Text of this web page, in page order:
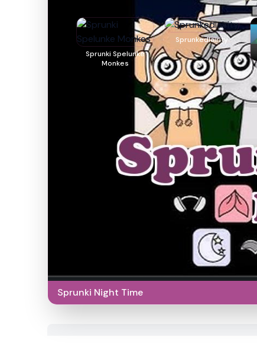
Sprunki Spelunke
Monkes
Sprunkedlairity
Sprunki Night Time